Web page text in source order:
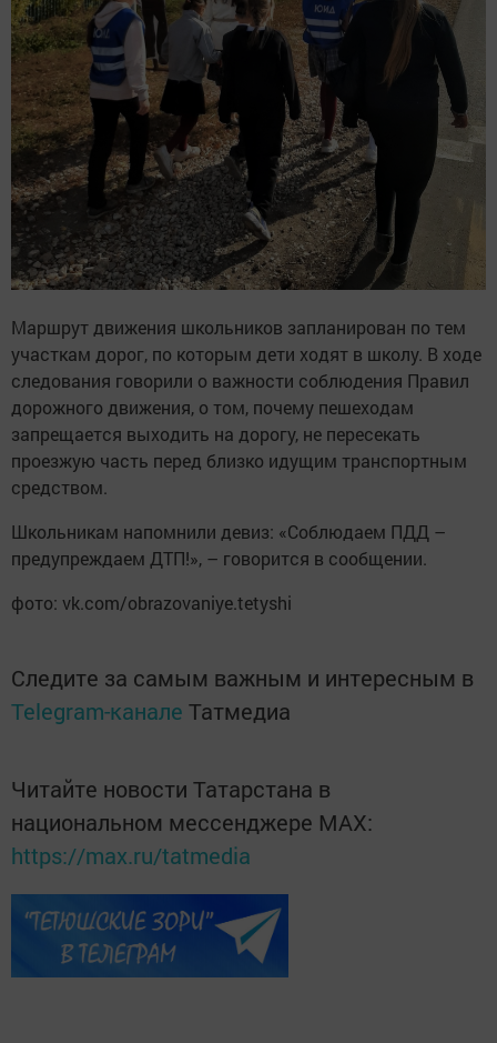
Маршрут движения школьников запланирован по тем
участкам дорог, по которым дети ходят в школу. В ходе
следования говорили о важности соблюдения Правил
дорожного движения, о том, почему пешеходам
запрещается выходить на дорогу, не пересекать
проезжую часть перед близко идущим транспортным
средством.
Школьникам напомнили девиз: «Соблюдаем ПДД –
предупреждаем ДТП!», – говорится в сообщении.
фото: vk.com/obrazovaniye.tetyshi
Следите за самым важным и интересным в
Telegram-канале Татмедиа
Читайте новости Татарстана в
национальном мессенджере MАХ:
https://max.ru/tatmedia